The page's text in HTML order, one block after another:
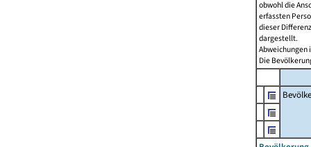
obwohl die
erfassten
dieser
dargestellt.
Abweichungen
Die